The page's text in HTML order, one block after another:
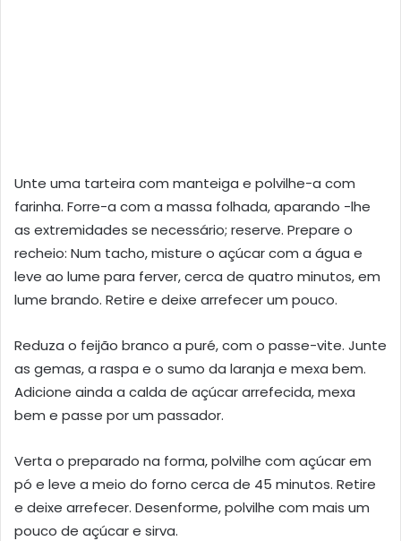
Unte uma tarteira com manteiga e polvilhe-a com
farinha. Forre-a com a massa folhada, aparando -lhe
as extremidades se necessário; reserve. Prepare o
recheio: Num tacho, misture o açúcar com a água e
leve ao lume para ferver, cerca de quatro minutos, em
lume brando. Retire e deixe arrefecer um pouco.
Reduza o feijão branco a puré, com o passe-vite. Junte
as gemas, a raspa e o sumo da laranja e mexa bem.
Adicione ainda a calda de açúcar arrefecida, mexa
bem e passe por um passador.
Verta o preparado na forma, polvilhe com açúcar em
pó e leve a meio do forno cerca de 45 minutos. Retire
e deixe arrefecer. Desenforme, polvilhe com mais um
pouco de açúcar e sirva.